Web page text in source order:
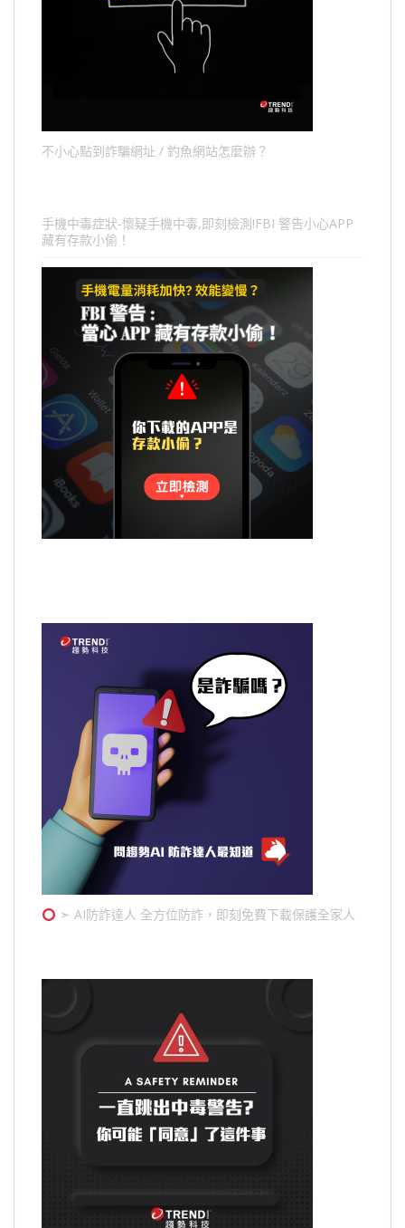
不小心點到詐騙網址 / 釣魚網站怎麼辦？
手機中毒症狀-懷疑手機中毒,即刻檢測!FBI 警告小心APP
藏有存款小偷！
➣ AI防詐達人 全方位防詐，即刻免費下載保護全家人